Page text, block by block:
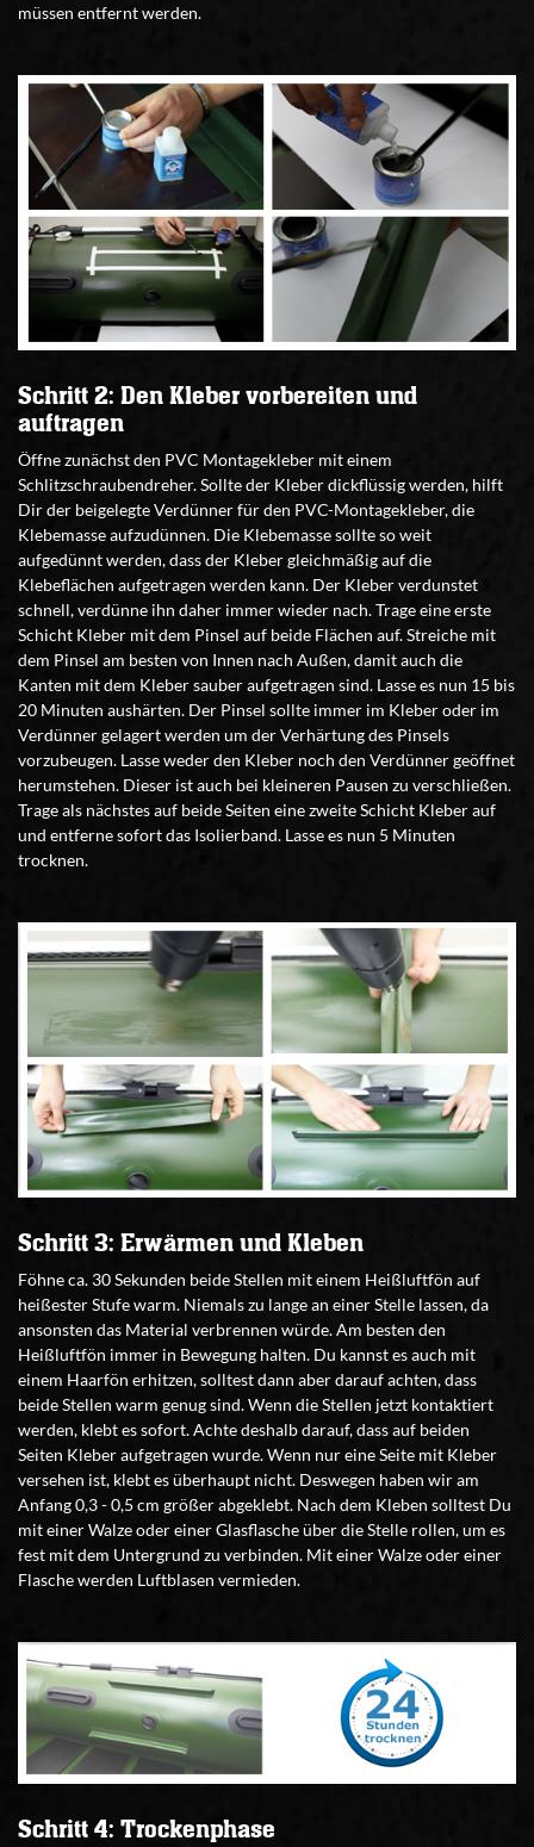
müssen entfernt werden.
Schritt 2: Den Kleber vorbereiten und
auftragen
Öffne zunächst den PVC Montagekleber mit einem
Schlitzschraubendreher. Sollte der Kleber dickflüssig werden, hilft
Dir der beigelegte Verdünner für den PVC-Montagekleber, die
Klebemasse aufzudünnen. Die Klebemasse sollte so weit
aufgedünnt werden, dass der Kleber gleichmäßig auf die
Klebeflächen aufgetragen werden kann. Der Kleber verdunstet
schnell, verdünne ihn daher immer wieder nach. Trage eine erste
Schicht Kleber mit dem Pinsel auf beide Flächen auf. Streiche mit
dem Pinsel am besten von Innen nach Außen, damit auch die
Kanten mit dem Kleber sauber aufgetragen sind. Lasse es nun 15 bis
20 Minuten aushärten. Der Pinsel sollte immer im Kleber oder im
Verdünner gelagert werden um der Verhärtung des Pinsels
vorzubeugen. Lasse weder den Kleber noch den Verdünner geöffnet
herumstehen. Dieser ist auch bei kleineren Pausen zu verschließen.
Trage als nächstes auf beide Seiten eine zweite Schicht Kleber auf
und entferne sofort das Isolierband. Lasse es nun 5 Minuten
trocknen.
Schritt 3: Erwärmen und Kleben
Föhne ca. 30 Sekunden beide Stellen mit einem Heißluftfön auf
heißester Stufe warm. Niemals zu lange an einer Stelle lassen, da
ansonsten das Material verbrennen würde. Am besten den
Heißluftfön immer in Bewegung halten. Du kannst es auch mit
einem Haarfön erhitzen, solltest dann aber darauf achten, dass
beide Stellen warm genug sind. Wenn die Stellen jetzt kontaktiert
werden, klebt es sofort. Achte deshalb darauf, dass auf beiden
Seiten Kleber aufgetragen wurde. Wenn nur eine Seite mit Kleber
versehen ist, klebt es überhaupt nicht. Deswegen haben wir am
Anfang 0,3 - 0,5 cm größer abgeklebt. Nach dem Kleben solltest Du
mit einer Walze oder einer Glasflasche über die Stelle rollen, um es
fest mit dem Untergrund zu verbinden. Mit einer Walze oder einer
Flasche werden Luftblasen vermieden.
Schritt 4: Trockenphase